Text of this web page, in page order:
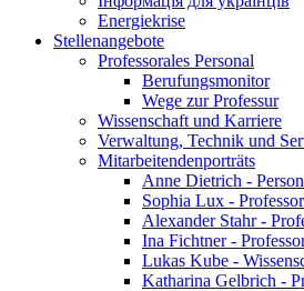
Energiekrise
Stellenangebote
Professorales Personal
Berufungsmonitor
Wege zur Professur
Wissenschaft und Karriere
Verwaltung, Technik und
Mitarbeitendenporträts
Anne Dietrich -
Sophia Lux -
Alexander Stahr -
Ina Fichtner -
Lukas Kube -
Katharina Gelbrich -